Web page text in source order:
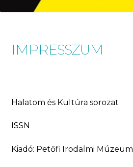
IMPRESSZUM
Halatom és Kultúra sorozat
ISSN
Kiadó: Petőfi Irodalmi Múzeum